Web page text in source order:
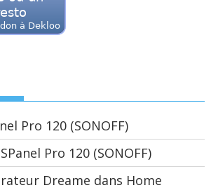
Pro 120 (SONOFF)
Pro 120 (SONOFF)
Dreame dans Home